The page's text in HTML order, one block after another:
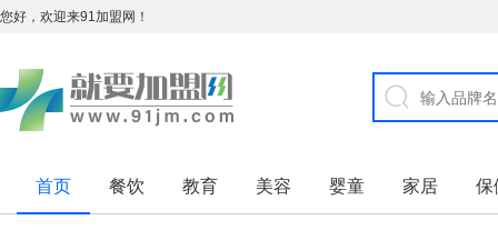
您好，欢迎来91加盟网！
首页 餐饮 教育 美容 婴童 家居 保